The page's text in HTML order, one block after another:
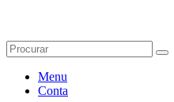
Menu
Conta